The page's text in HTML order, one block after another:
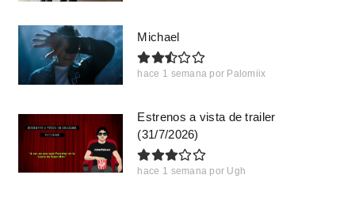
Michael
hace 1 semana por Palomiix
Estrenos a vista de trailer
(31/7/2026)
hace 1 semana por Ugh